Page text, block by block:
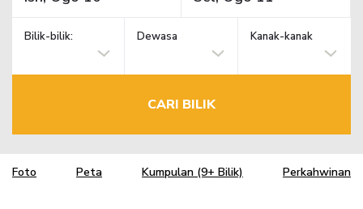
Bilik-bilik: Dewasa Kanak-kanak
CARI BILIK
Foto Peta Kumpulan (9+ Bilik) Perkahwinan